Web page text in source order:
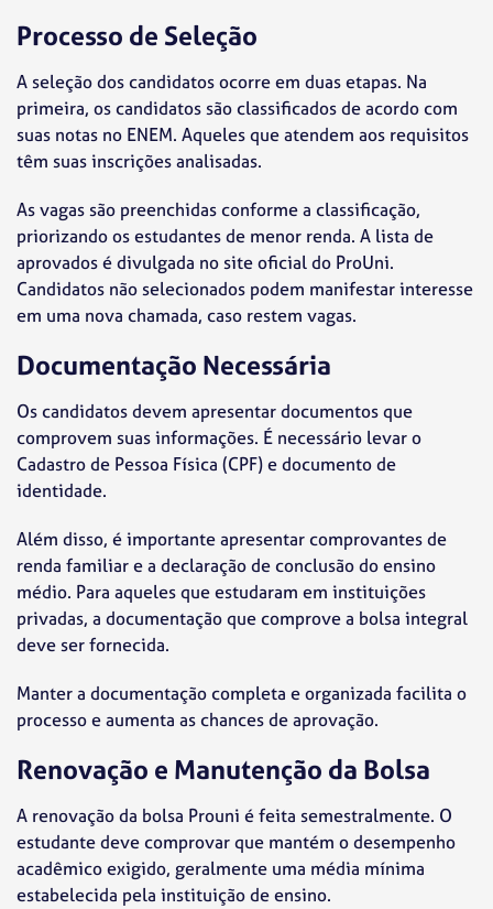
Processo de Seleção
A seleção dos candidatos ocorre em duas etapas. Na
primeira, os candidatos são classificados de acordo com
suas notas no ENEM. Aqueles que atendem aos requisitos
têm suas inscrições analisadas.
As vagas são preenchidas conforme a classificação,
priorizando os estudantes de menor renda. A lista de
aprovados é divulgada no site oficial do ProUni.
Candidatos não selecionados podem manifestar interesse
em uma nova chamada, caso restem vagas.
Documentação Necessária
Os candidatos devem apresentar documentos que
comprovem suas informações. É necessário levar o
Cadastro de Pessoa Física (CPF) e documento de
identidade.
Além disso, é importante apresentar comprovantes de
renda familiar e a declaração de conclusão do ensino
médio. Para aqueles que estudaram em instituições
privadas, a documentação que comprove a bolsa integral
deve ser fornecida.
Manter a documentação completa e organizada facilita o
processo e aumenta as chances de aprovação.
Renovação e Manutenção da Bolsa
A renovação da bolsa Prouni é feita semestralmente. O
estudante deve comprovar que mantém o desempenho
acadêmico exigido, geralmente uma média mínima
estabelecida pela instituição de ensino.